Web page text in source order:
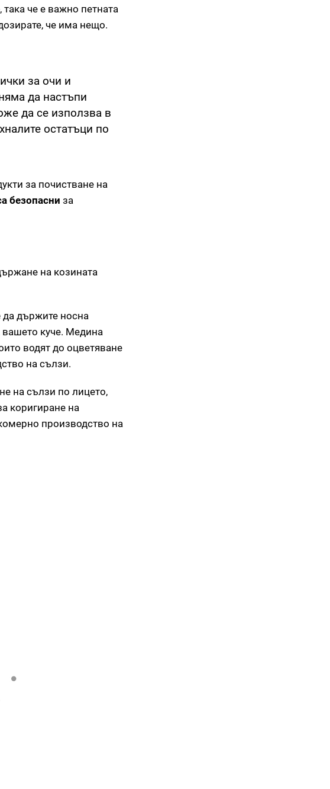
че е важно петната
че има нещо.
за очи и
да настъпи
да се използва в
остатъци по
за почистване на
безопасни за
на козината
да държите носна
вашето куче. Медина
водят до оцветяване
на сълзи.
на сълзи по лицето,
коригиране на
производство на